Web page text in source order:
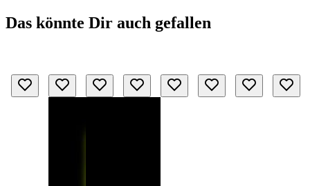
Das könnte Dir auch gefallen